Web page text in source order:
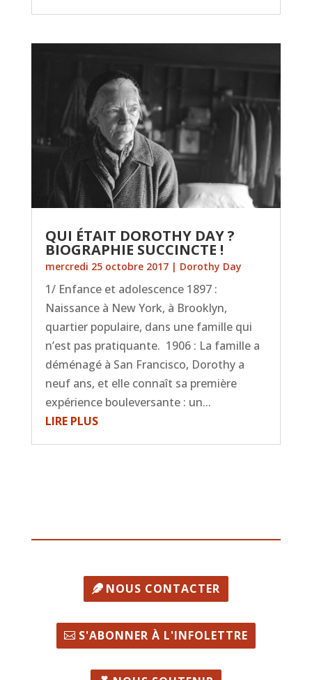
QUI ÉTAIT DOROTHY DAY ?
BIOGRAPHIE SUCCINCTE !
mercredi 25 octobre 2017| Dorothy Day
1/ Enfance et adolescence 1897 :
Naissance à New York, à Brooklyn,
quartier populaire, dans une famille qui
n’est pas pratiquante. 1906 : La famille a
déménagé à San Francisco, Dorothy a
neuf ans, et elle connaît sa première
expérience bouleversante : un...
LIRE PLUS
NOUS CONTACTER
S'ABONNER À L'INFOLETTRE